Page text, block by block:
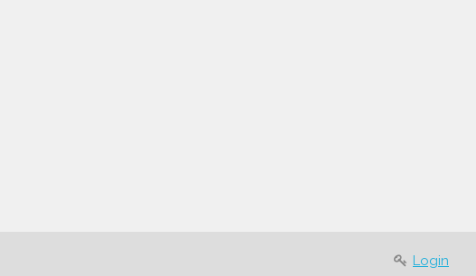
Login